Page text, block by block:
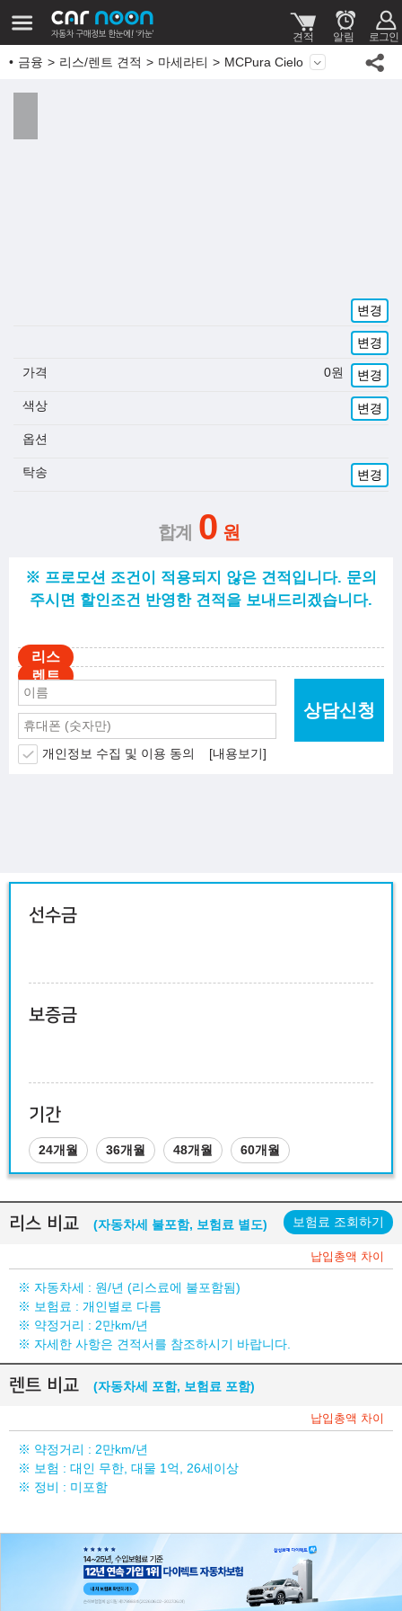
금융 리스/렌트 견적 마세라티 MCPura Cielo
변경
변경
가격 0원 변경
색상 변경
옵션
탁송 변경
0
※ 프로모션 조건이 적용되지 않은 견적입니다. 문의
주시면 할인조건 반영한 견적을 보내드리겠습니다.
개인정보 수집 및 이용 동의 [내용보기]
상담신청
선수금
보증금
기간
24개월 36개월 48개월 60개월
리스 비교 (자동차세 불포함, 보험료 별도) 보험료 조회하기
납입총액 차이
※ 자동차세 : 원/년 (리스료에 불포함됨)
※ 보험료 : 개인별로 다름
※ 약정거리 : 2만km/년
※ 자세한 사항은 견적서를 참조하시기 바랍니다.
렌트 비교 (자동차세 포함, 보험료 포함)
납입총액 차이
※ 약정거리 : 2만km/년
※ 보험 : 대인 무한, 대물 1억, 26세이상
※ 정비 : 미포함